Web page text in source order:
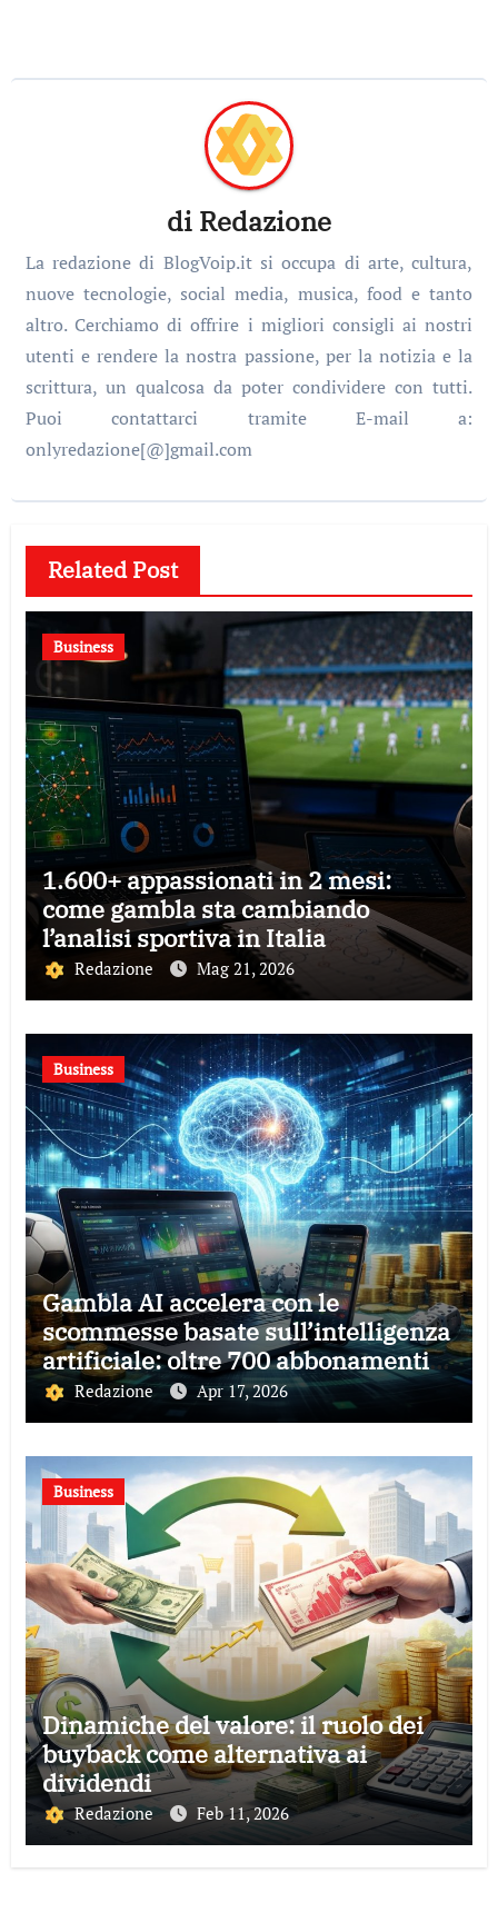
di Redazione
La redazione di BlogVoip.it si occupa di arte, cultura,
nuove tecnologie, social media, musica, food e tanto
altro. Cerchiamo di offrire i migliori consigli ai nostri
utenti e rendere la nostra passione, per la notizia e la
scrittura, un qualcosa da poter condividere con tutti.
Puoi contattarci tramite E-mail a:
onlyredazione[@]gmail.com
Related Post
Business
1.600+ appassionati in 2 mesi:
come gambla sta cambiando
l’analisi sportiva in Italia
Redazione Mag 21, 2026
Business
Gambla AI accelera con le
scommesse basate sull’intelligenza
artificiale: oltre 700 abbonamenti
in due mesi
Redazione Apr 17, 2026
Business
Dinamiche del valore: il ruolo dei
buyback come alternativa ai
dividendi
Redazione Feb 11, 2026